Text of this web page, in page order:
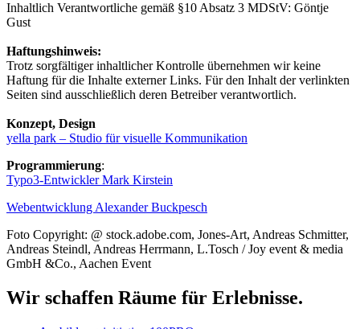
Inhaltlich Verantwortliche gemäß §10 Absatz 3 MDStV: Göntje
Gust
Haftungshinweis:
Trotz sorgfältiger inhaltlicher Kontrolle übernehmen wir keine
Haftung für die Inhalte externer Links. Für den Inhalt der verlinkten
Seiten sind ausschließlich deren Betreiber verantwortlich.
Konzept, Design
yella park – Studio für visuelle Kommunikation
Programmierung:
Typo3-Entwickler Mark Kirstein
Webentwicklung Alexander Buckpesch
Foto Copyright: @ stock.adobe.com, Jones-Art, Andreas Schmitter,
Andreas Steindl, Andreas Herrmann, L.Tosch / Joy event & media
GmbH &Co., Aachen Event
Wir schaffen Räume für Erlebnisse.